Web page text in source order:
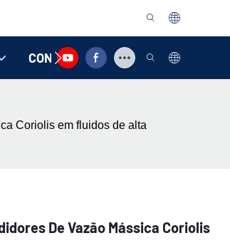
CONTATE-NOS
Coriolis em fluidos de alta
De Vazão Mássica Coriolis